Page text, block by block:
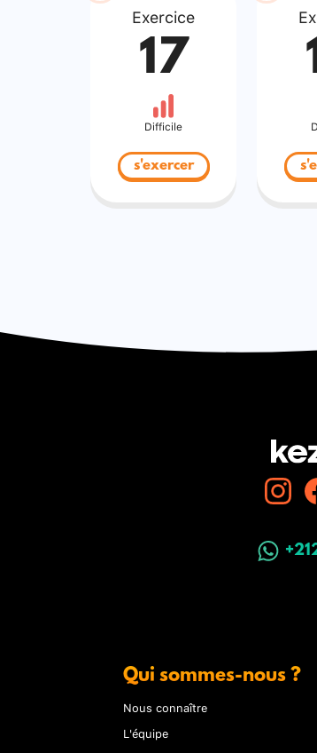
Exercice
17
Difficile
s'exercer
Qui sommes-nous ?
Nous connaître
L'équipe